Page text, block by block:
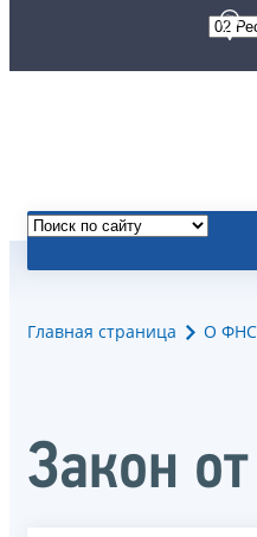
Главная страница О ФНС
Закон